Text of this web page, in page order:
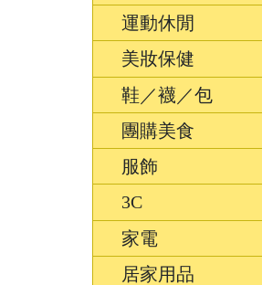
運動休閒
美妝保健
鞋／襪／包
團購美食
服飾
3C
家電
居家用品